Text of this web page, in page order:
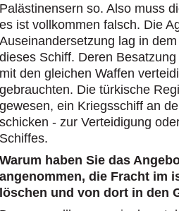
Palästinensern so. Also muss
es ist vollkommen falsch. Die
Auseinandersetzung lag in
dieses Schiff. Deren
mit den gleichen Waffen
gebrauchten. Die türkische
gewesen, ein Kriegsschiff an
schicken - zur Verteidigung
Schiffes.
Warum haben Sie das
angenommen, die Fracht im
löschen und von dort in den